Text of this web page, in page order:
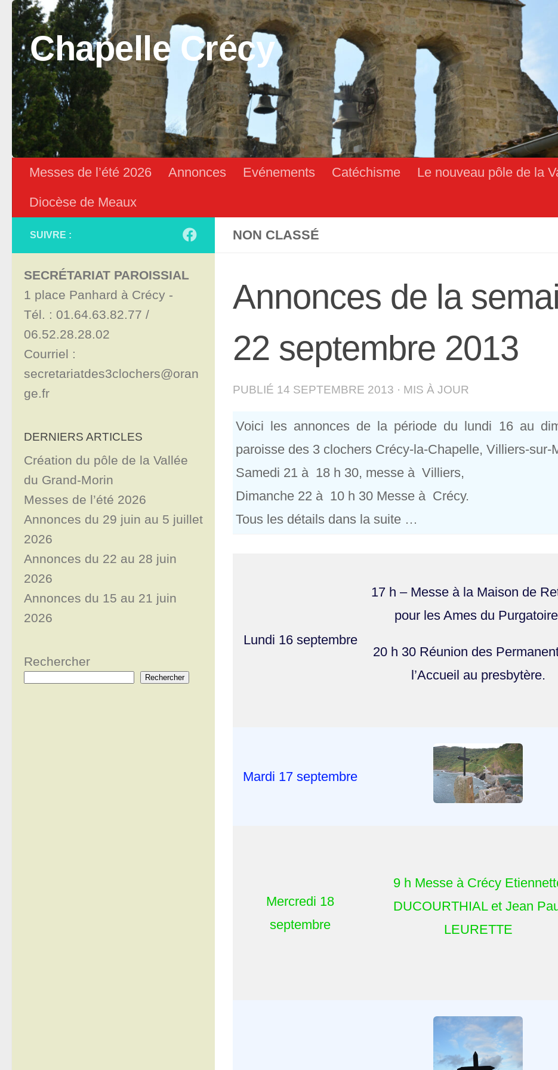
Skip to content
Chapelle Crécy
Messes de l’été 2026 Annonces Evénements Catéchisme
Le nouveau pôle de la
Diocèse de Meaux
NON CLASSÉ
Annonces de la
22 septembre 2013
PUBLIÉ 14 SEPTEMBRE 2013 · MIS À JOUR
Voici les annonces de la période du lundi 16 au
paroisse des 3 clochers Crécy-la-Chapelle, Villiers-sur-
Samedi 21 à 18 h 30, messe à Villiers,
Dimanche 22 à 10 h 30 Messe à Crécy.
Tous les détails dans la suite …
Lundi 16 septembre
17 h – Messe à la Maison de
pour les Ames du
20 h 30 Réunion des
l’Accueil au presbytère.
Mardi 17 septembre
Mercredi 18
septembre
9 h Messe à Crécy
DUCOURTHIAL et Jean
LEURETTE
SUIVRE :
SECRÉTARIAT PAROISSIAL
1 place Panhard à Crécy -
Tél. : 01.64.63.82.77 /
06.52.28.28.02
Courriel :
secretariatdes3clochers@oran
ge.fr
DERNIERS ARTICLES
Création du pôle de la Vallée
du Grand-Morin
Messes de l’été 2026
Annonces du 29 juin au 5 juillet
2026
Annonces du 22 au 28 juin
2026
Annonces du 15 au 21 juin
2026
Rechercher
Rechercher